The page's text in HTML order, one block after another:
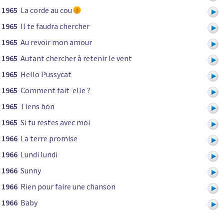
1965 La corde au cou
1965 Il te faudra chercher
1965 Au revoir mon amour
1965 Autant chercher à retenir le vent
1965 Hello Pussycat
1965 Comment fait-elle ?
1965 Tiens bon
1965 Si tu restes avec moi
1966 La terre promise
1966 Lundi lundi
1966 Sunny
1966 Rien pour faire une chanson
1966 Baby